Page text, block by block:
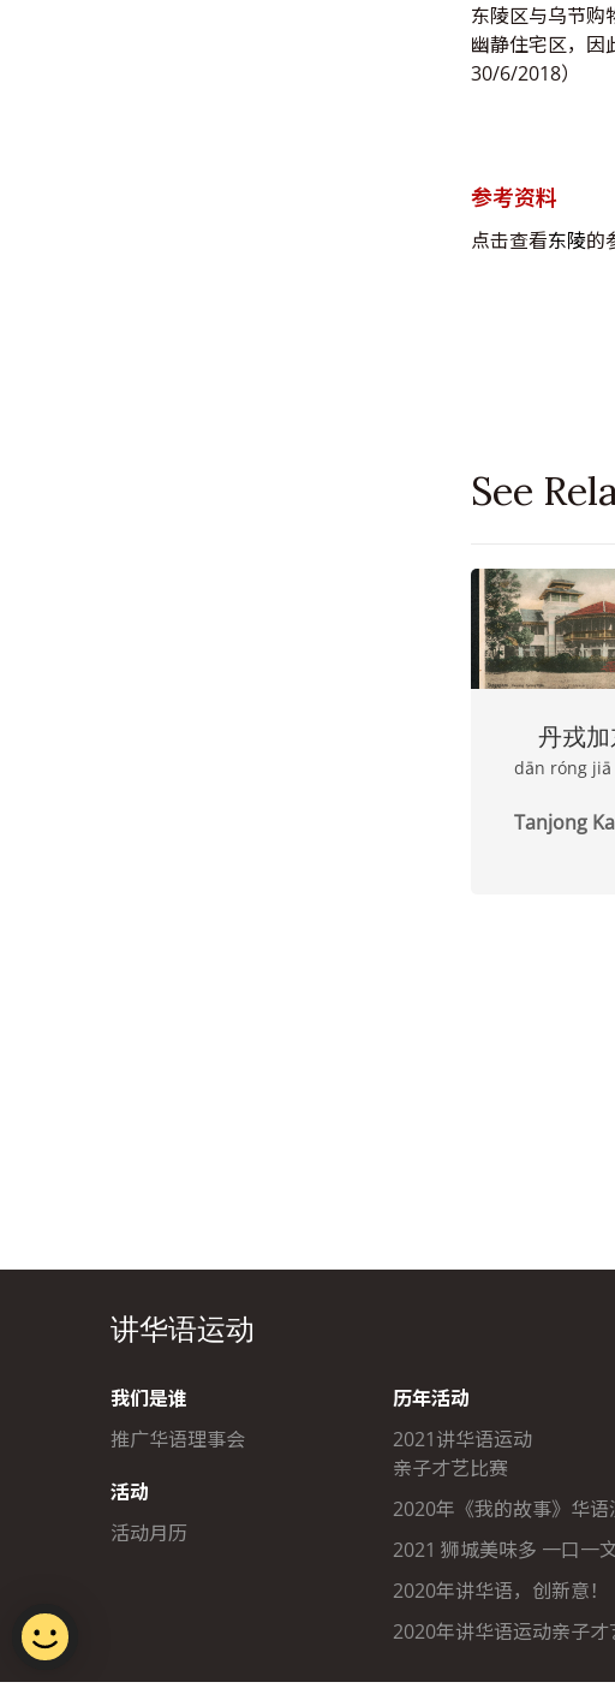
东陵区与乌节购
幽静住宅区，因
30/6/2018）
参考资料
点击查看东陵的
See
丹戎
dān róng
Tanjong
讲华语运动
我们是谁
推广华语理事会
活动
活动月历
历年活动
2021讲华语运动
亲子才艺比赛
2020年《我的故事》华语
2021 狮城美味多 一口一
2020年讲华语，创新意！
2020年讲华语运动亲子才